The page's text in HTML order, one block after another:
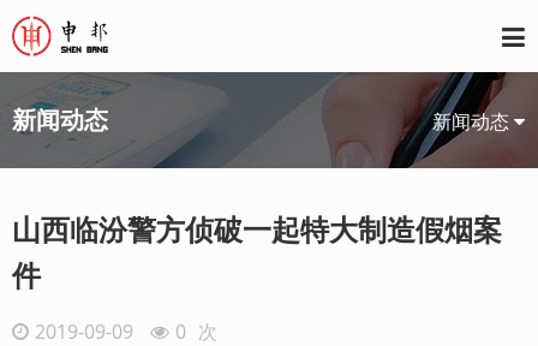
新闻动态 新闻动态
山西临汾警方侦破一起特大制造假烟案
件
2019-09-09 0 次